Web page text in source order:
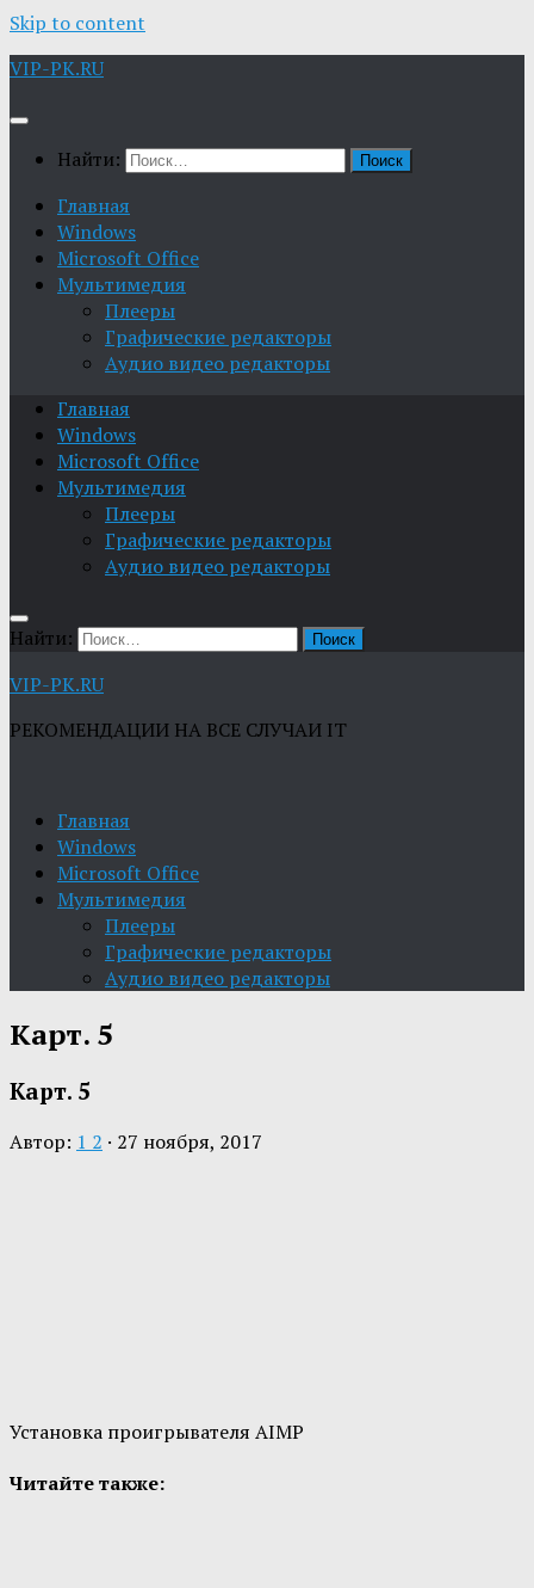
Skip to content
VIP-PK.RU
Найти:
Главная
Windows
Microsoft Office
Мультимедия
Плееры
Графические редакторы
Aудио видео редакторы
Главная
Windows
Microsoft Office
Мультимедия
Плееры
Графические редакторы
Aудио видео редакторы
Найти:
VIP-PK.RU
РЕКОМЕНДАЦИИ НА ВСЕ СЛУЧАИ IT
Главная
Windows
Microsoft Office
Мультимедия
Плееры
Графические редакторы
Aудио видео редакторы
Карт. 5
Карт. 5
Автор: 1 2 · 27 ноября, 2017
Установка проигрывателя AIMP
Читайте также: